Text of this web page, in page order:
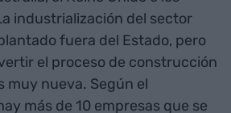
industrialización del sector
fuera del Estado, pero
el proceso de construcción
muy nueva. Según el
más de 10 empresas que se